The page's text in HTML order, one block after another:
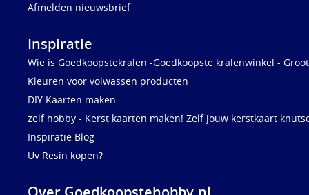
Afmelden nieuwsbrief
Inspiratie
Wie is Goedkoopstekralen -Goedkoopste kralenwinkel -
Kleuren voor volwassen producten
DIY Kaarten maken
zelf hobby - Kerst kaarten maken! Zelf jouw kerstkaart
Inspiratie Blog
Uv Resin kopen?